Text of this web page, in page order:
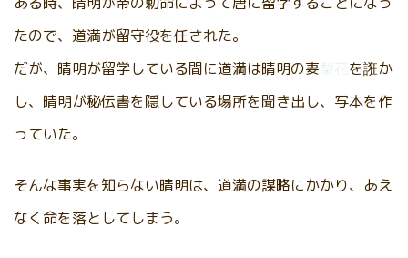
たので、道満が留守役を任された。
だが、晴明が留学している間に道満は晴明の妻
を誑か
し、晴明が秘伝書を隠している場所を聞き出し、写本を作
っていた。
そんな事実を知らない晴明は、道満の謀略にかかり、あえ
なく命を落としてしまう。